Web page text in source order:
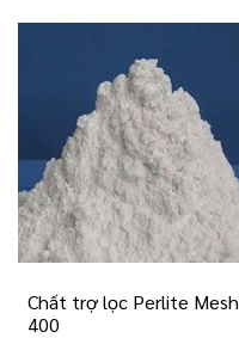
Chất trợ lọc Perlite Mesh
400